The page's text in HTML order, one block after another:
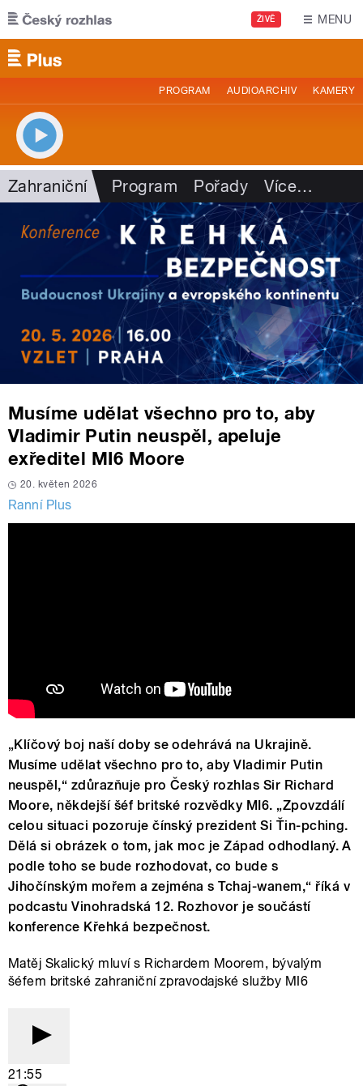
Přejít k hlavnímu obsahu
ŽIVĚ MENU
PROGRAM AUDIOARCHIV KAMERY
Zahraniční Program Pořady Více…
Musíme udělat všechno pro to, aby
Vladimir Putin neuspěl, apeluje
exředitel MI6 Moore
20. květen 2026
Ranní Plus
„Klíčový boj naší doby se odehrává na Ukrajině.
Musíme udělat všechno pro to, aby Vladimir Putin
neuspěl,“ zdůrazňuje pro Český rozhlas Sir Richard
Moore, někdejší šéf britské rozvědky MI6. „Zpovzdálí
celou situaci pozoruje čínský prezident Si Ťin-pching.
Dělá si obrázek o tom, jak moc je Západ odhodlaný. A
podle toho se bude rozhodovat, co bude s
Jihočínským mořem a zejména s Tchaj-wanem,“ říká v
podcastu Vinohradská 12. Rozhovor je součástí
konference Křehká bezpečnost.
Matěj Skalický mluví s Richardem Moorem, bývalým
šéfem britské zahraniční zpravodajské služby MI6
21:55